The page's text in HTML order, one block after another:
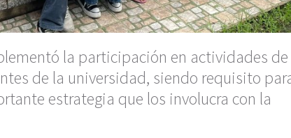
la participación en actividades de
de la universidad, siendo requisito
estrategia que los involucra con la